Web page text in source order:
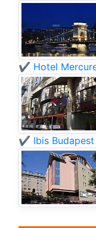
✔️ Hotel
✔️ Ibis Budapest